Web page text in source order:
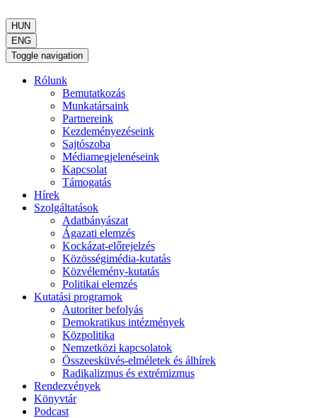
HUN
ENG
Toggle navigation
Rólunk
Bemutatkozás
Munkatársaink
Partnereink
Kezdeményezéseink
Sajtószoba
Médiamegjelenéseink
Kapcsolat
Támogatás
Hírek
Szolgáltatások
Adatbányászat
Ágazati elemzés
Kockázat-előrejelzés
Közösségimédia-kutatás
Közvélemény-kutatás
Politikai elemzés
Kutatási programok
Autoriter befolyás
Demokratikus intézmények
Közpolitika
Nemzetközi kapcsolatok
Összeesküvés-elméletek és álhírek
Radikalizmus és extrémizmus
Rendezvények
Könyvtár
Podcast